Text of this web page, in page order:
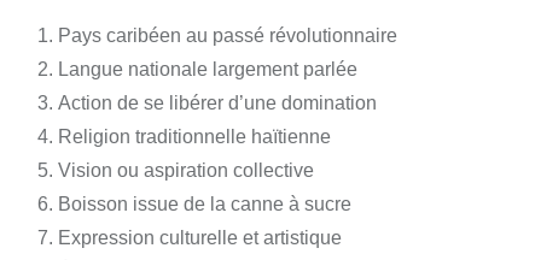
Pays caribéen au passé révolutionnaire
Langue nationale largement parlée
Action de se libérer d’une domination
Religion traditionnelle haïtienne
Vision ou aspiration collective
Boisson issue de la canne à sucre
Expression culturelle et artistique